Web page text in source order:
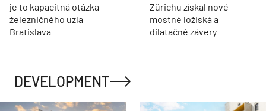
Dva mosty v Trebišove sú
Akadémia praxe v